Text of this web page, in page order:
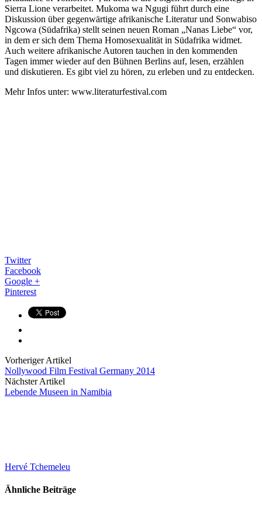
Sierra Lione verarbeitet. Mukoma wa Ngugi führt durch eine
Diskussion über gegenwärtige afrikanische Literatur und Sonwabiso
Ngcowa (Südafrika) stellt seinen neuen Roman „Nanas Liebe“ vor,
in dem er sich dem Thema Homosexualität in Südafrika widmet.
Auch weitere afrikanische Autoren tauchen in den kommenden
Tagen immer wieder auf den Bühnen Berlins auf, lesen, erzählen
und diskutieren. Es gibt viel zu hören, zu erleben und zu entdecken.
Mehr Infos unter: www.literaturfestival.com
Twitter
Facebook
Google +
Pinterest
Vorheriger Artikel
Nollywood Film Festival Germany 2014
Nächster Artikel
Lebende Museen in Namibia
Hervé Tchemeleu
Ähnliche Beiträge